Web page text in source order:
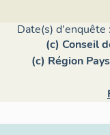
Date(s)
(c) Conseil
(c) Région